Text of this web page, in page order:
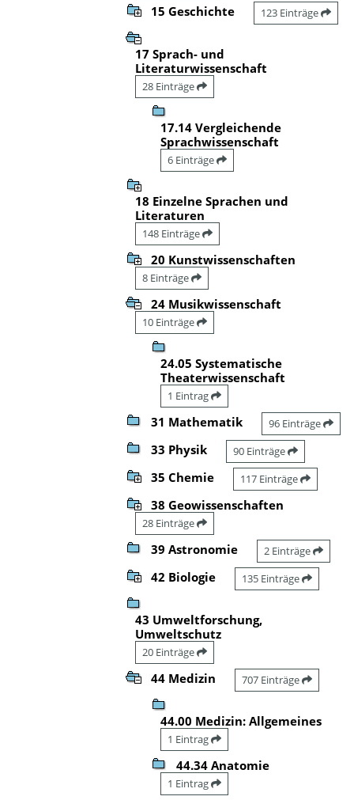
15 Geschichte 123 Einträge
17 Sprach- und
Literaturwissenschaft
28 Einträge
17.14 Vergleichende
Sprachwissenschaft
6 Einträge
18 Einzelne Sprachen und
Literaturen
148 Einträge
20 Kunstwissenschaften
8 Einträge
24 Musikwissenschaft
10 Einträge
24.05 Systematische
Theaterwissenschaft
1 Eintrag
31 Mathematik 96 Einträge
33 Physik 90 Einträge
35 Chemie 117 Einträge
38 Geowissenschaften
28 Einträge
39 Astronomie 2 Einträge
42 Biologie 135 Einträge
43 Umweltforschung,
Umweltschutz
20 Einträge
44 Medizin 707 Einträge
44.00 Medizin: Allgemeines
1 Eintrag
44.34 Anatomie
1 Eintrag